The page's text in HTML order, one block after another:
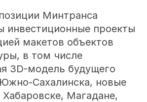
Минтранса
инвестиционные проекты
макетов объектов
в том числе
3D-модель будущего
Сахалинска, новые
Магадане,